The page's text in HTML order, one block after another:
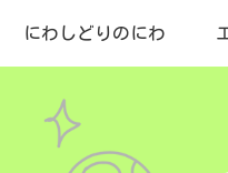
にわしどりのにわ